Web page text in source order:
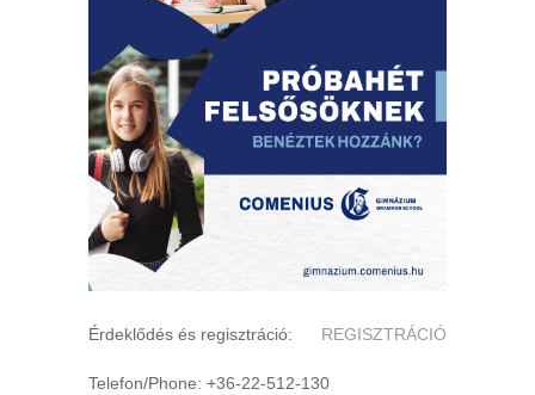
Érdeklődés és regisztráció: REGISZTRÁCIÓ
Telefon/Phone: +36-22-512-130